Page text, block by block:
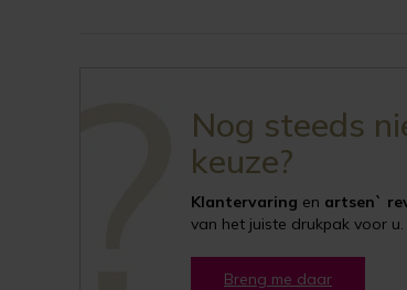
Nog steeds
keuze?
Klantervaring en artsen`
van het juiste drukpak voor u.
Breng me daar